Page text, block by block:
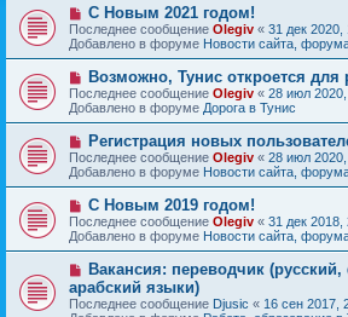
с
о
о
б
щ
е
н
и
е
Н
о
в
о
е
с
о
о
б
щ
е
н
и
е
С Новым 2021 годом!
Последнее сообщение Olegiv « 31 дек 2020,
Добавлено в форуме Новости сайта,
Н
о
в
о
е
с
о
о
б
щ
е
н
и
е
Возможно, Тунис откроется для
Последнее сообщение Olegiv « 28 июл
Добавлено в форуме Дорога в Тунис
Н
о
в
о
с
о
о
б
щ
е
н
и
Регистрация новых
Последнее сообщение Olegiv « 28 июл
Добавлено в форуме Новости сайта,
Н
о
в
о
е
с
о
о
С Новым 2019 годом!
Последнее сообщение Olegiv « 31 дек 2018,
Добавлено в форуме Новости сайта,
Н
в
о
Вакансия: переводчик (русский,
арабский языки)
Последнее сообщение Djusic « 16 сен 2017,